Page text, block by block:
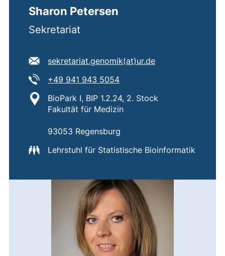
Sharon Petersen
Sekretariat
E-Mail Adresse:
sekretariat.genomik​(at)​ur.de(öffnet Ihr E-Mail-
Tel:
+49 941 943 5054(startet einen
Standort:
BioPark I, BIP 1.2.24, 2. Stock
Fakultät für Medizin
93053 Regensburg
Lehrstuhl für Statistische Bioinformatik